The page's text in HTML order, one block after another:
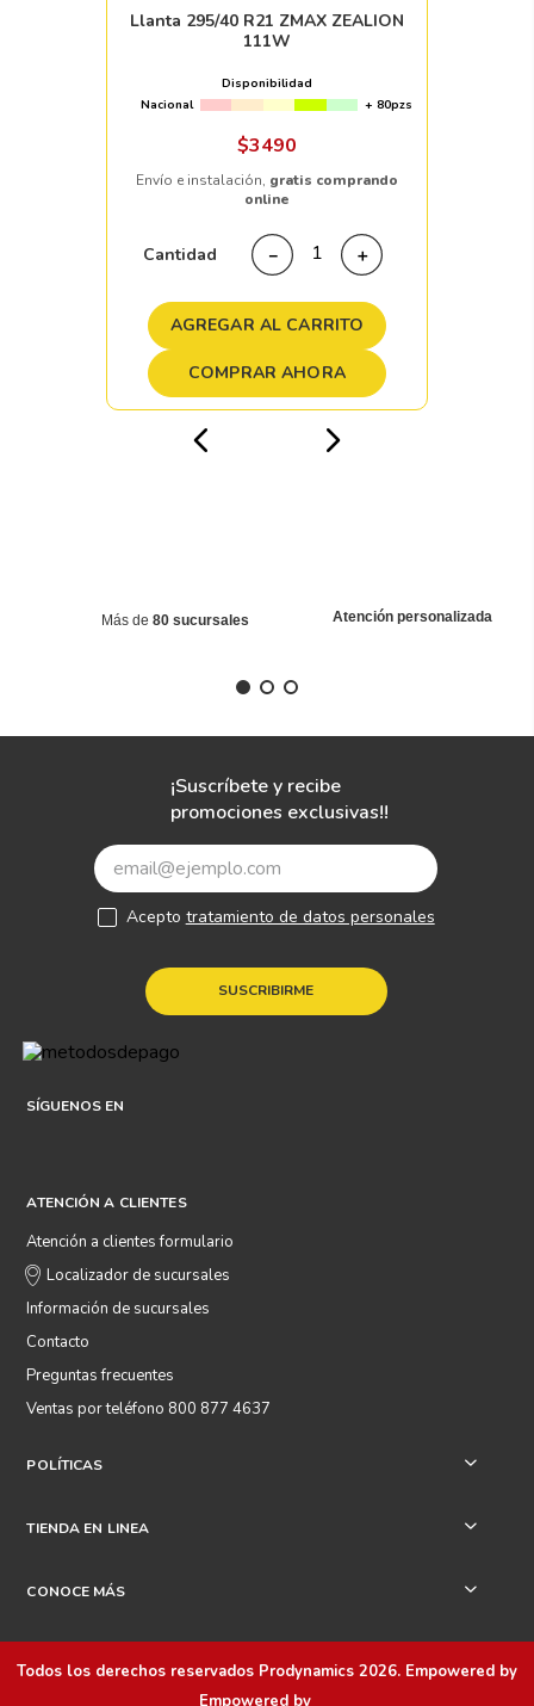
Llanta 295/40 R21 ZMAX ZEALION
111W
Disponibilidad
Nacional
+ 80pzs
$3490
Envío e instalación, gratis comprando
online
Cantidad ＋
－
AGREGAR AL CARRITO
COMPRAR AHORA
Más de 80 sucursales Atención personalizada
¡Suscríbete y recibe
promociones exclusivas!!
SUSCRIBIRME
Acepto tratamiento de datos personales
SÍGUENOS EN
ATENCIÓN A CLIENTES
Atención a clientes formulario
Localizador de sucursales
Información de sucursales
Contacto
Preguntas frecuentes
Ventas por teléfono 800 877 4637
POLÍTICAS +
TIENDA EN LINEA +
CONOCE MÁS +
Todos los derechos reservados Prodynamics 2026. Empowered by
Empowered by